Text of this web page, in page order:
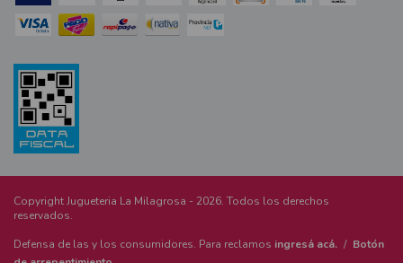
Copyright Jugueteria La Milagrosa - 2026. Todos los derechos
reservados.
Defensa de las y los consumidores. Para reclamos ingresá acá. / Botón